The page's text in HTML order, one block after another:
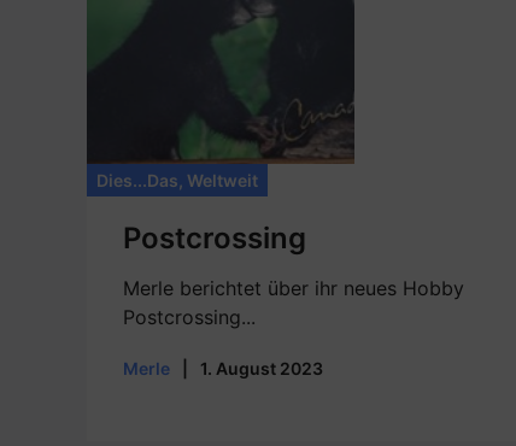
Dies...Das Weltweit
Postcrossing
Merle berichtet über ihr neues Hobby
Postcrossing...
Merle 1. August 2023